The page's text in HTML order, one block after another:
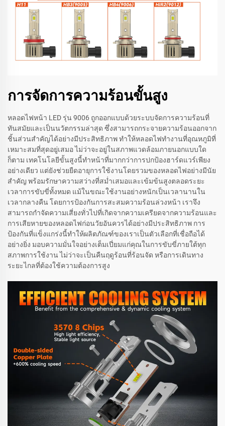
การจัดการความร้อนขั้นสูง
หลอดไฟหน้า LED รุ่น 9006 ถูกออกแบบด้วยระบบจัดการความร้อนที่
ทันสมัยและเป็นนวัตกรรมล่าสุด ซึ่งสามารถกระจายความร้อนออกจาก
ชิ้นส่วนสำคัญได้อย่างมีประสิทธิภาพ ทำให้หลอดไฟทำงานที่อุณหภูมิที่
เหมาะสมที่สุดอยู่เสมอ ไม่ว่าจะอยู่ในสภาพแวดล้อมภายนอกแบบใด
ก็ตาม เทคโนโลยีขั้นสูงนี้ทำหน้าที่มากกว่าการปกป้องฮาร์ดแวร์เพียง
อย่างเดียว แต่ยังช่วยยืดอายุการใช้งานโดยรวมของหลอดไฟอย่างมีนัย
สำคัญ พร้อมรักษาความสว่างที่สม่ำเสมอและเข้มข้นสูงตลอดระยะ
เวลาการขับขี่ทั้งหมด แม้ในขณะใช้งานอย่างหนักเป็นเวลานานใน
เวลากลางคืน โดยการป้องกันการสะสมความร้อนล่วงหน้า เราจึง
สามารถกำจัดความเสี่ยงทั่วไปที่เกิดจากความเครียดจากความร้อนและ
การเสียหายของหลอดไฟก่อนวัยอันควรได้อย่างมีประสิทธิภาพ การ
ป้องกันที่แข็งแกร่งนี้ทำให้ผลิตภัณฑ์ของเราเป็นตัวเลือกที่เชื่อถือได้
อย่างยิ่ง มอบความมั่นใจอย่างเต็มเปี่ยมแก่คุณในการขับขี่ภายใต้ทุก
สภาพการใช้งาน ไม่ว่าจะเป็นคืนฤดูร้อนที่ร้อนจัด หรือการเดินทาง
ระยะไกลที่ต้องใช้ความต้องการสูง